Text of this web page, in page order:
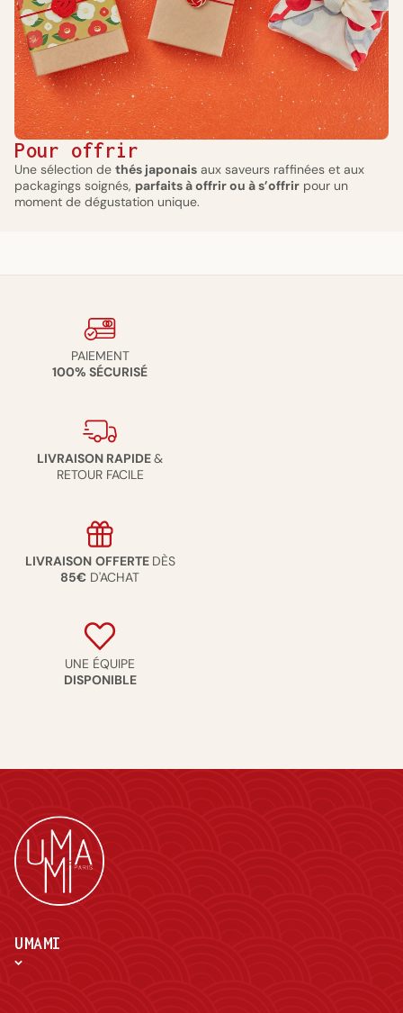
Pour offrir
Une sélection de thés japonais aux saveurs raffinées et aux
packagings soignés, parfaits à offrir ou à s’offrir pour un
moment de dégustation unique.
PAIEMENT
100% SÉCURISÉ
LIVRAISON RAPIDE&
RETOUR FACILE
LIVRAISON OFFERTE DÈS
85€ D'ACHAT
UNE ÉQUIPE
DISPONIBLE
UMAMI